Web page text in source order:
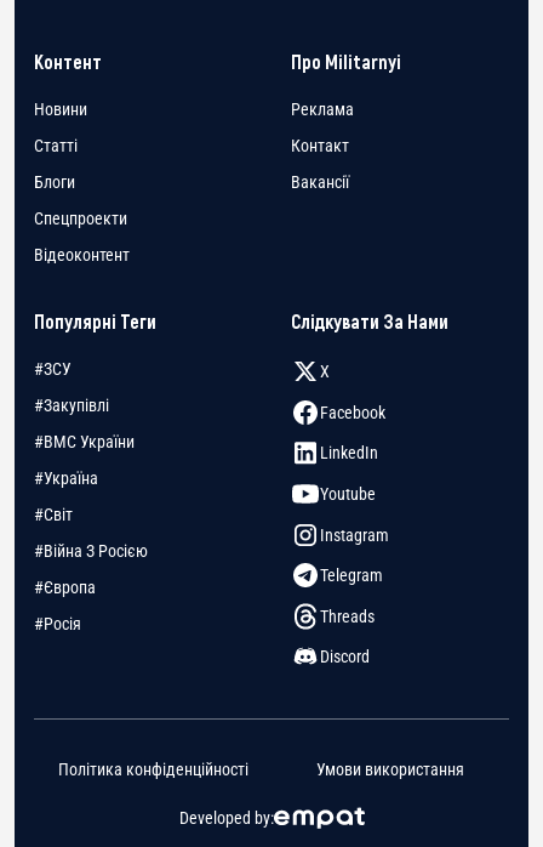
Контент
Новини
Статті
Блоги
Спецпроекти
Відеоконтент
Про Militarnyi
Реклама
Контакт
Вакансії
Популярні Теги
#ЗСУ
#Закупівлі
#ВМС України
#Україна
#Світ
#Війна З Росією
#Європа
#Росія
Слідкувати За Нами
X
Facebook
LinkedIn
Youtube
Instagram
Telegram
Threads
Discord
Developed by:
Політика конфіденційності Умови використання